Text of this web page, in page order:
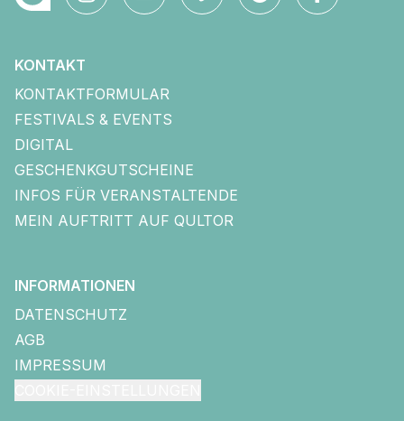
KONTAKT
KONTAKTFORMULAR
FESTIVALS & EVENTS
DIGITAL
GESCHENKGUTSCHEINE
INFOS FÜR VERANSTALTENDE
MEIN AUFTRITT AUF QULTOR
INFORMATIONEN
DATENSCHUTZ
AGB
IMPRESSUM